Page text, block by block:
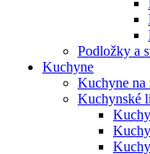
Podložky a
Kuchyne
Kuchyne na
Kuchynské